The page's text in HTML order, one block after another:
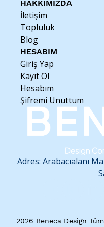
Sadece bir kupa değil,
kaynağı! ☀️
HAKKIMIZDA
İletişim
Topluluk
Blog
HESABIM
Giriş Yap
Kayıt Ol
Hesabım
Şifremi Unuttum
Adres: Arabacıalanı
2026 Beneca Design